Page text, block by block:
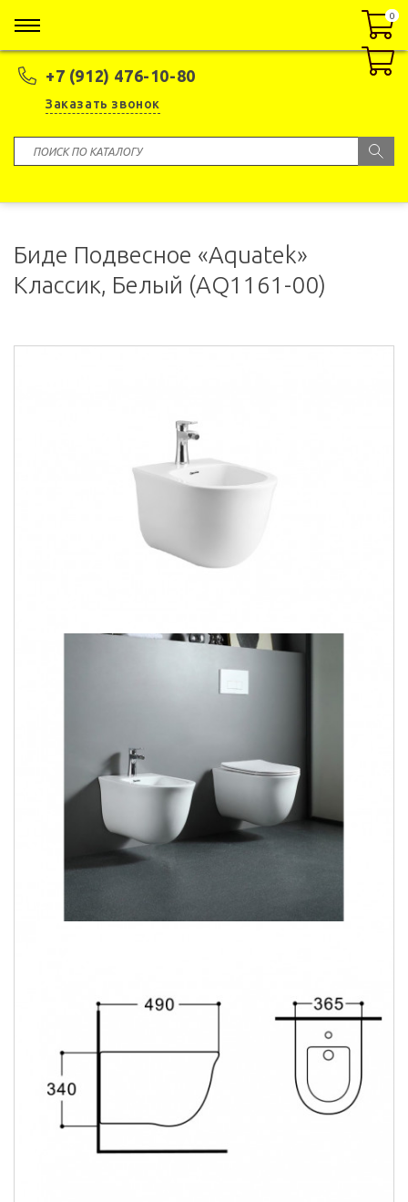
+7 (912) 476-10-80
Заказать звонок
0
0
Биде Подвесное «Aquatek»
Классик, Белый (AQ1161-00)